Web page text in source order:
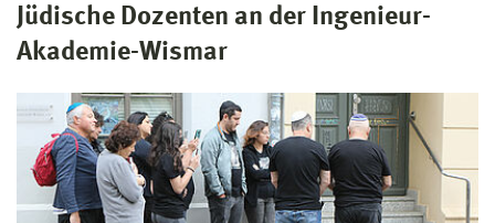
Jüdische Dozenten an der Ingenieur-
Akademie-Wismar